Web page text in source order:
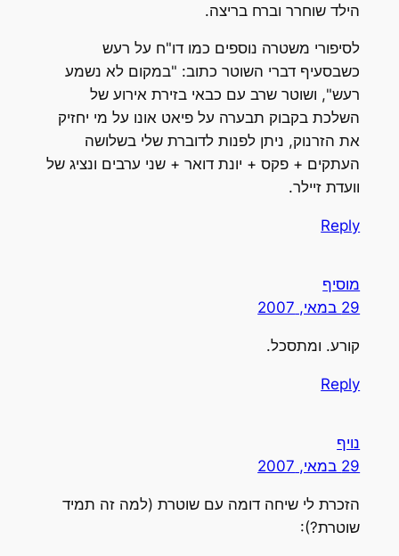
הילד שוחרר וברח בריצה.
לסיפורי משטרה נוספים כמו דו"ח על רעש
כשבסעיף דברי השוטר כתוב: "במקום לא נשמע
רעש", ושוטר שרב עם כבאי בזירת אירוע של
השלכת בקבוק תבערה על פיאט אונו על מי יחזיק
את הזרנוק, ניתן לפנות לדוברת שלי בשלושה
העתקים + פקס + יונת דואר + שני ערבים ונציג של
וועדת זיילר.
Reply
מוסיף
29 במאי, 2007
קורע. ומתסכל.
Reply
נויף
29 במאי, 2007
הזכרת לי שיחה דומה עם שוטרת (למה זה תמיד
שוטרת?):